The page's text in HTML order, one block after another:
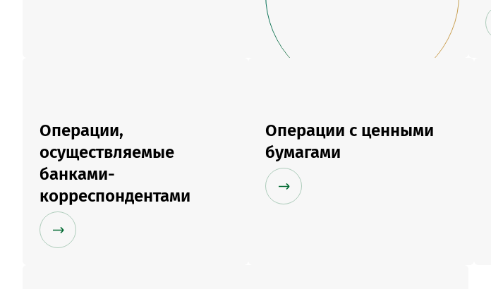
Операции,
осуществляемые
банками-
корреспондентами
Операции с ценными
бумагами